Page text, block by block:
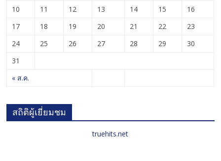
« ส.ค.
10
11 12 13 14 15
16
17
18 19 20 21 22
23
24
25 26 27 28 29
30
31
สถิติผู้เยี่ยมชม
truehits.net